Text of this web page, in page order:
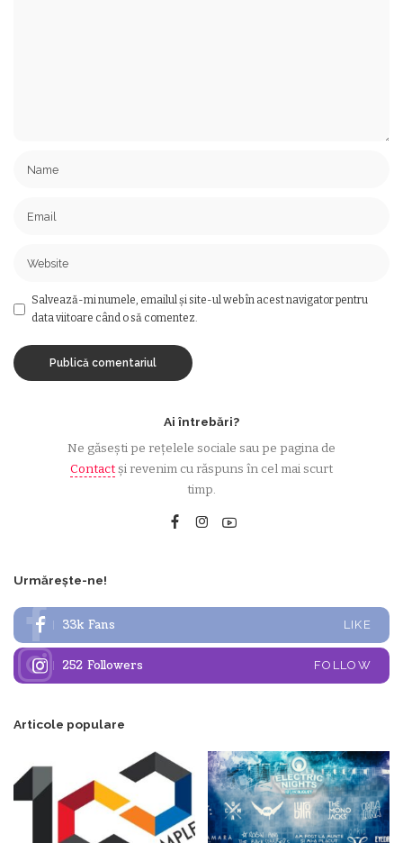
Salvează-mi numele, emailul și site-ul web în acest navigator pentru
data viitoare când o să comentez.
Ai întrebări?
Ne găsești pe rețelele sociale sau pe pagina de
Contactși revenim cu răspuns în cel mai scurt
timp.
Urmărește-ne!
33k Fans LIKE
252 Followers FOLLOW
Articole populare